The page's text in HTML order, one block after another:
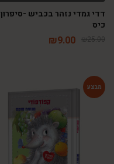
דדי גמדי נזהר בכביש -סיפרון
כיס
₪25.00
₪9.00